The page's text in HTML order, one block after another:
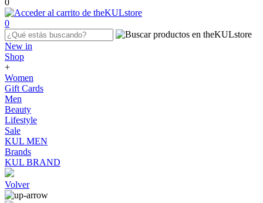
0
0
New in
Shop
+
Women
Gift Cards
Men
Beauty
Lifestyle
Sale
KUL MEN
Brands
KUL BRAND
Volver